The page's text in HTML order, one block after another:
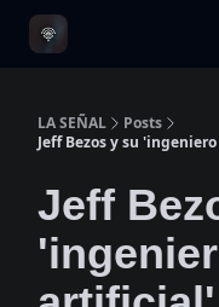
LA SEÑAL
Posts
Jeff Bezos y su
Jeff